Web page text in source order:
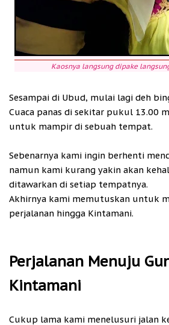
Kaosnya langsung dipake
Sesampai di Ubud, mulai lagi deh
Cuaca panas di sekitar pukul 13.00
untuk mampir di sebuah tempat.
Sebenarnya kami ingin berhenti
namun kami kurang yakin akan
ditawarkan di setiap tempatnya.
Akhirnya kami memutuskan untuk
perjalanan hingga Kintamani.
Perjalanan Menuju
Kintamani
Cukup lama kami menelusuri jalan